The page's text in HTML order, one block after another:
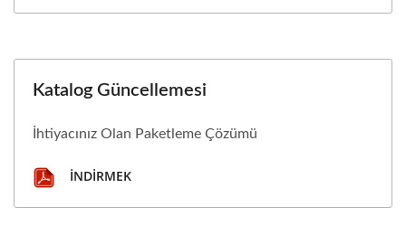
Katalog Güncellemesi
İhtiyacınız Olan Paketleme Çözümü
İNDIRMEK